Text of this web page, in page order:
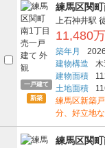
一戸建て
新築
練馬区関町
上石神井駅
11,480
築年月
建物構造
建物面積
土地面積
練馬区新築
分、好立地
練馬区関町